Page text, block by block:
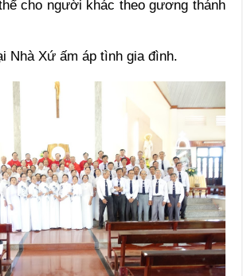
cho người khác theo gương thánh
Nhà Xứ ấm áp tình gia đình.